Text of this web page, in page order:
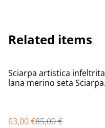
Related items
%
Sciarpa artistica infeltrita
lana merino seta Sciarpa
per le donne
63,00 €85,00 €